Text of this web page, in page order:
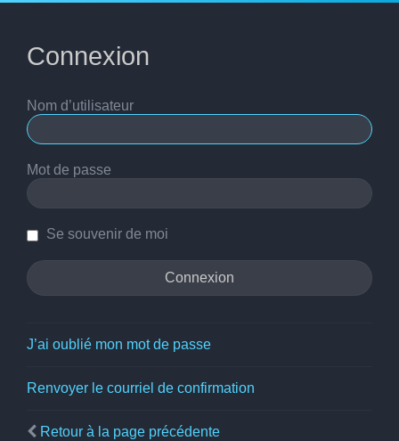
Connexion
Nom d’utilisateur
Mot de passe
Se souvenir de moi
J’ai oublié mon mot de passe
Renvoyer le courriel de confirmation
Retour à la page précédente